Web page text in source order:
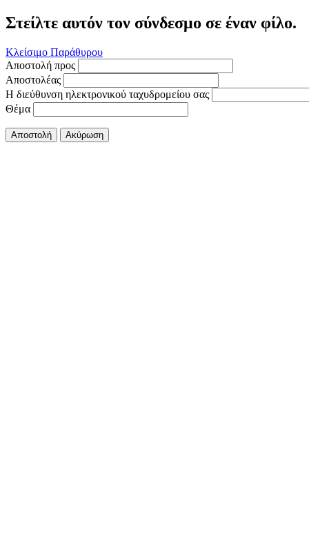
Στείλτε αυτόν τον σύνδεσμο σε έναν φίλο.
Κλείσιμο Παράθυρου
Αποστολή προς
Αποστολέας
Η διεύθυνση ηλεκτρονικού ταχυδρομείου σας
Θέμα
Αποστολή Ακύρωση